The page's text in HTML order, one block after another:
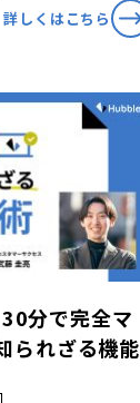
詳しくはこちら
30分で完全マ
られざる機能